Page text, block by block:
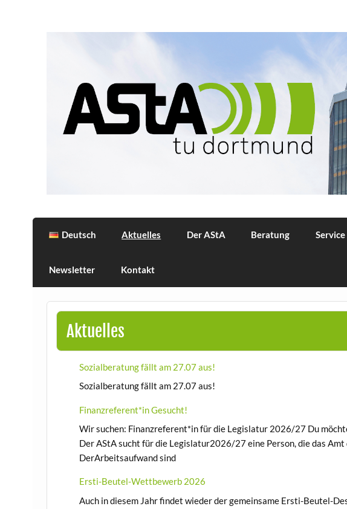
Allgemeiner Studierendenausschuss der TU Dortmund
Deutsch Aktuelles Der AStA Beratung Service
Newsletter Kontakt
Aktuelles
Sozialberatung fällt am 27.07 aus!
Sozialberatung fällt am 27.07 aus!
Finanzreferent*in Gesucht!
Wir suchen: Finanzreferent*in für die Legislatur 2026/27 Du
Der AStA sucht für die Legislatur2026/27 eine Person, die das
DerArbeitsaufwand sind
Ersti-Beutel-Wettbewerb 2026
Auch in diesem Jahr findet wieder der gemeinsame Ersti-Beutel-